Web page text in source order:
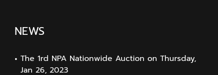
NEWS
The 1rd NPA Nationwide Auction on Thursday,
Jan 26, 2023